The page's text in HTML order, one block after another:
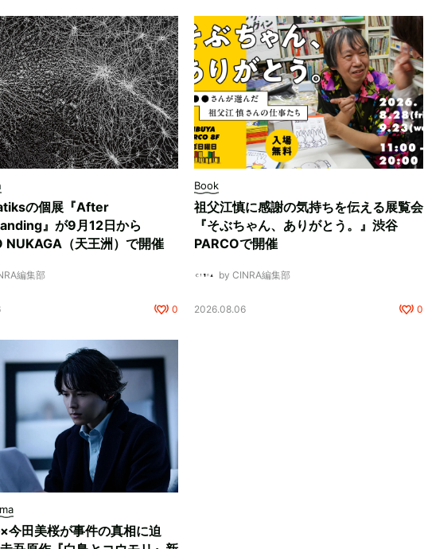
の個展『After
』が9月12日から
NUKAGA（天王洲）で開催
編集部
0
Book
祖父江慎に感謝の気持ちを伝える展覧会
『そぶちゃん、ありがとう。』渋谷
PARCOで開催
by CINRA編集部
2026.08.06 0
今田美桜が事件の真相に迫